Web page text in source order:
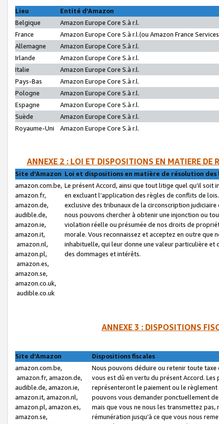
Lieu
Entité d’Amazon
Belgique
Amazon Europe Core S.à r.l.
France
Amazon Europe Core S.à r.l.(ou Amazon France
Allemagne
Amazon Europe Core S.à r.l.
Irlande
Amazon Europe Core S.à r.l.
Italie
Amazon Europe Core S.à r.l.
Pays-Bas
Amazon Europe Core S.à r.l.
Pologne
Amazon Europe Core S.à r.l.
Espagne
Amazon Europe Core S.à r.l.
Suède
Amazon Europe Core S.à r.l.
Royaume-Uni
Amazon Europe Core S.à r.l.
ANNEXE 2 : LOI ET DISPOSITIONS EN MATIERE DE
Site d’Amazon Loi et dispositions en matière de résolution
amazon.com.be,
amazon.fr,
amazon.de,
audible.de,
amazon.ie,
amazon.it,
amazon.nl,
amazon.pl,
amazon.es,
amazon.se,
amazon.co.uk,
audible.co.uk
Le présent Accord, ainsi que tout litige quel qu’il soit
en excluant l’application des règles de conflits de
exclusive des tribunaux de la circonscription
nous pouvons chercher à obtenir une injonction ou
violation réelle ou présumée de nos droits de
morale. Vous reconnaissez et acceptez en outre que
inhabituelle, qui leur donne une valeur particulière
des dommages et intérêts.
ANNEXE 3 : DISPOSITIONS
Site d’Amazon
Dispositions fiscales
amazon.com.be,
amazon.fr, amazon.de,
audible.de, amazon.ie,
amazon.it, amazon.nl,
amazon.pl, amazon.es,
amazon.se,
Nous pouvons déduire ou retenir toute
vous est dû en vertu du présent Accord.
représenteront le paiement ou le
pouvons vous demander ponctuellement
mais que vous ne nous les transmettez
rémunération jusqu’à ce que vous nous